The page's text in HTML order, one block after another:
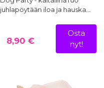
juhlapöytään iloa ja hauska…
8,90 €
Osta
nyt!